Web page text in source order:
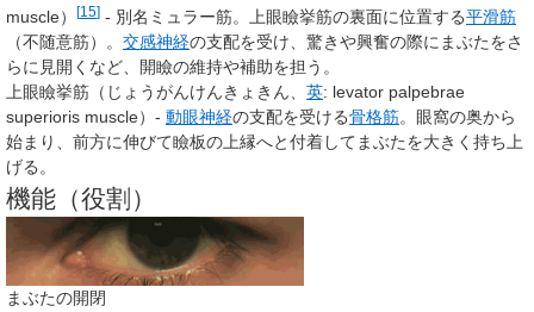
muscle） [15] - 別名ミュラー筋。上眼瞼挙筋の裏面に位置する平滑筋
（不随意筋）。 交感神経の支配を受け、驚きや興奮の際にまぶたをさ
らに見開くなど、開瞼の維持や補助を担う。
上眼瞼挙筋 （じょうがんけんきょきん、 英: levator palpebrae
superioris muscle）- 動眼神経の支配を受ける骨格筋。眼窩の奥から
始まり、前方に伸びて瞼板の上縁へと付着してまぶたを大きく持ち上
げる。
機能（役割）
まぶたの開閉